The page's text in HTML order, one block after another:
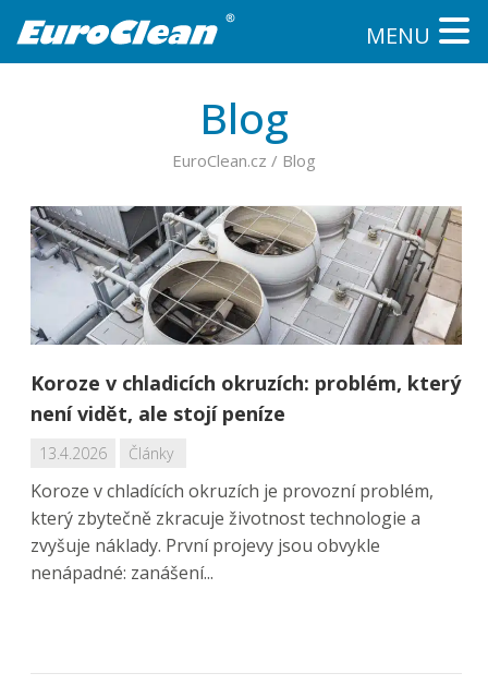
MENU
Blog
EuroClean.cz / Blog
Koroze v chladicích okruzích: problém, který
není vidět, ale stojí peníze
13.4.2026 Články
Koroze v chladících okruzích je provozní problém,
který zbytečně zkracuje životnost technologie a
zvyšuje náklady. První projevy jsou obvykle
nenápadné: zanášení...